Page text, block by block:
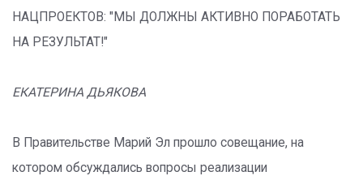
НАЦПРОЕКТОВ: "МЫ ДОЛЖНЫ АКТИВНО ПОРАБОТАТЬ
НА РЕЗУЛЬТАТ!"
ЕКАТЕРИНА ДЬЯКОВА
В Правительстве Марий Эл прошло совещание, на
котором обсуждались вопросы реализации